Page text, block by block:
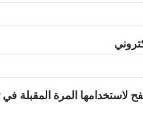
لاستخدامها المرة المقبلة في